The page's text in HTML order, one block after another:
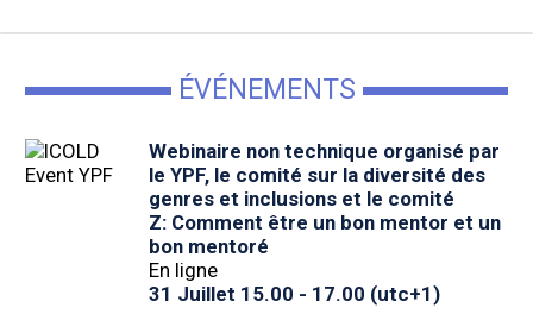
ÉVÉNEMENTS
Webinaire non technique organisé par
le YPF, le comité sur la diversité des
genres et inclusions et le comité
Z: Comment être un bon mentor et un
bon mentoré
En ligne
31 Juillet 15.00 - 17.00 (utc+1)